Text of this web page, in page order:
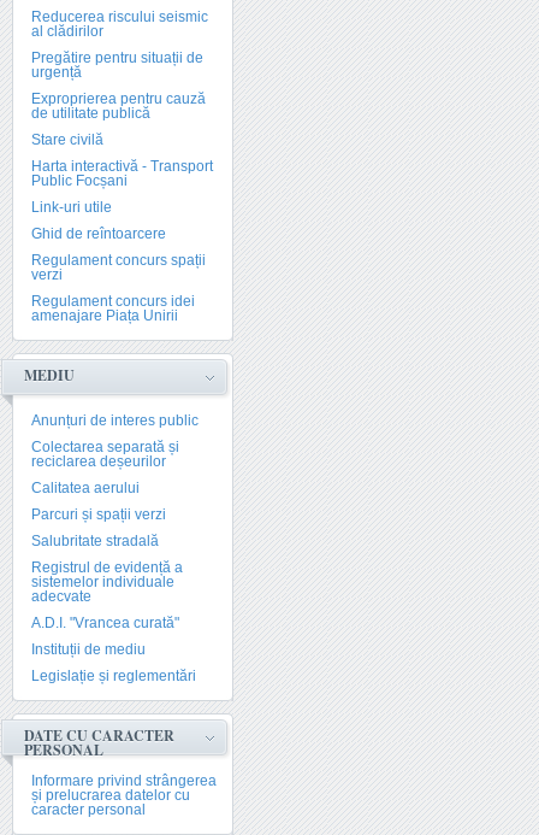
Reducerea riscului seismic
al clădirilor
Pregătire pentru situații de
urgență
Exproprierea pentru cauză
de utilitate publică
Stare civilă
Harta interactivă - Transport
Public Focșani
Link-uri utile
Ghid de reîntoarcere
Regulament concurs spații
verzi
Regulament concurs idei
amenajare Piața Unirii
MEDIU
Anunțuri de interes public
Colectarea separată și
reciclarea deșeurilor
Calitatea aerului
Parcuri și spații verzi
Salubritate stradală
Registrul de evidență a
sistemelor individuale
adecvate
A.D.I. "Vrancea curată"
Instituții de mediu
Legislație și reglementări
DATE CU CARACTER
PERSONAL
Informare privind strângerea
și prelucrarea datelor cu
caracter personal